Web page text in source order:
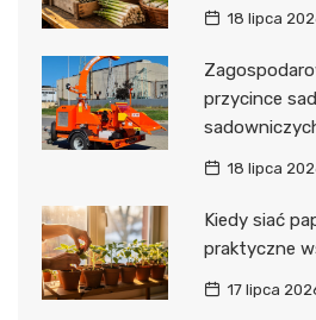
18 lipca
przycince
18 lipca
Kiedy siać
praktyczne
17 lipca